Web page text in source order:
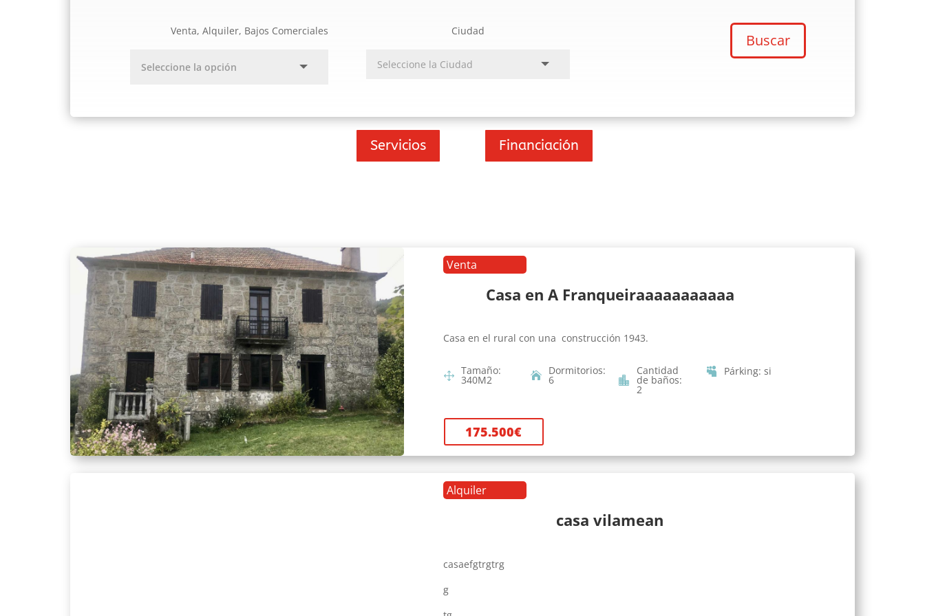
Venta, Alquiler, Bajos Comerciales Ciudad
Buscar
Servicios Financiación
Venta
Casa en A Franqueiraaaaaaaaaaa
Casa en el rural con una construcción 1943.
Tamaño:
340M2
Dormitorios:
6
Cantidad
de baños:
2
Párking:si
175.500€
Alquiler
casa vilamean
casaefgtrgtrg
g